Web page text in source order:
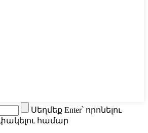
Սեղմեք Enter՝ որոնելու
համար